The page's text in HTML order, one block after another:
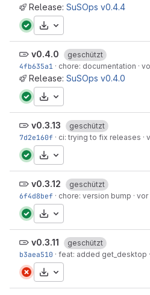
Release: SuSOps v0.4.4
Herunterladen
v0.4.0
geschützt
4fb635a1 · chore: documentation ·
Release: SuSOps v0.4.0
Herunterladen
v0.3.13
geschützt
7d2e160f · ci: trying to fix releases ·
Herunterladen
v0.3.12
geschützt
6f4d8bef · chore: version bump · vor
Herunterladen
v0.3.11
geschützt
b3aea510 · feat: added get_desktop ·
Herunterladen